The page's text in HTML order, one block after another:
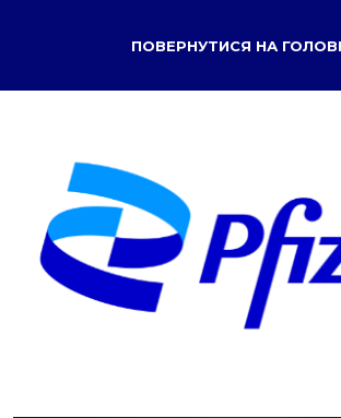
ПОВЕРНУТИСЯ НА